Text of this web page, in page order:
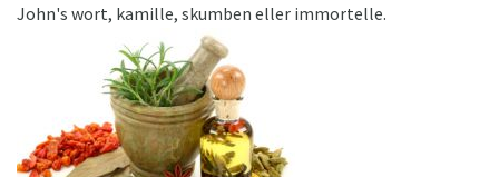
John's wort, kamille, skumben eller immortelle.